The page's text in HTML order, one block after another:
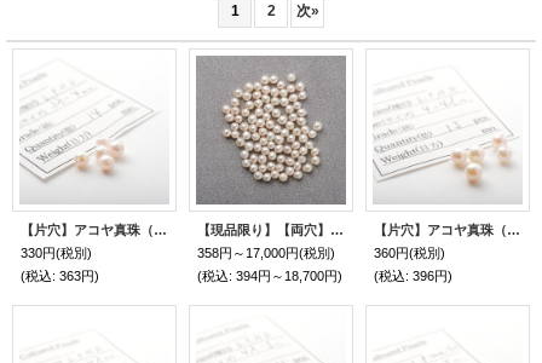
1 2 次»
【片穴】アコヤ真珠（ラウンド / ホワイト / 3.5mm UP）１個
330円(税別)
(税込: 363円)
【現品限り】【両穴】アコヤ真珠（セミラウンド / ホワイト / 3.5mm UP）1個〜
358円～17,000円(税別)
(税込: 394円～18,700円)
【片穴】アコヤ真珠（ラウンド / ホワイト / 4mm UP）１個
360円(税別)
(税込: 396円)